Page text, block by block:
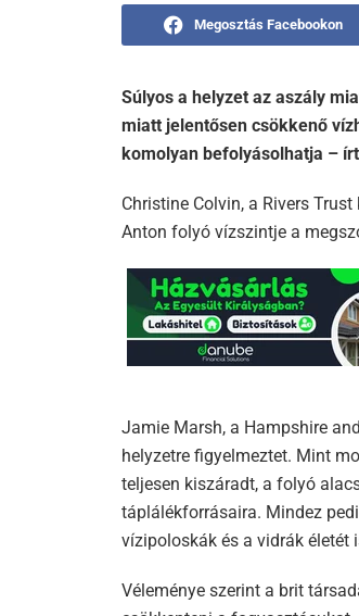
Megosztás Facebookon
Súlyos a helyzet az aszály
miatt jelentősen csökkenő
komolyan befolyásolhatja –
Christine Colvin, a Rivers
Anton folyó vízszintje a
Jamie Marsh, a Hampshire
helyzetre figyelmeztet. Mint
teljesen kiszáradt, a folyó
táplálékforrásaira. Mindez
vízipoloskák és a vidrák életét
Véleménye szerint a brit